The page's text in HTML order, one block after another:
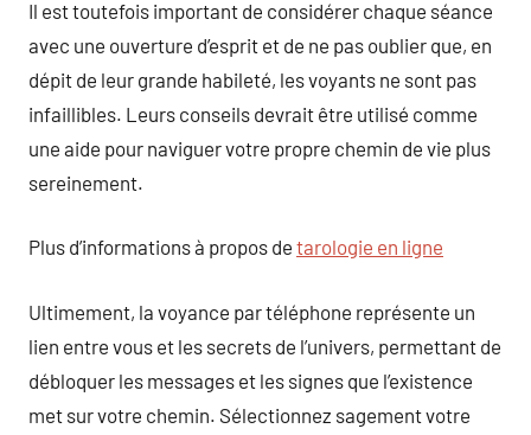
Il est toutefois important de considérer chaque séance
avec une ouverture d’esprit et de ne pas oublier que, en
dépit de leur grande habileté, les voyants ne sont pas
infaillibles. Leurs conseils devrait être utilisé comme
une aide pour naviguer votre propre chemin de vie plus
sereinement.
Plus d’informations à propos de tarologie en ligne
Ultimement, la voyance par téléphone représente un
lien entre vous et les secrets de l’univers, permettant de
débloquer les messages et les signes que l’existence
met sur votre chemin. Sélectionnez sagement votre